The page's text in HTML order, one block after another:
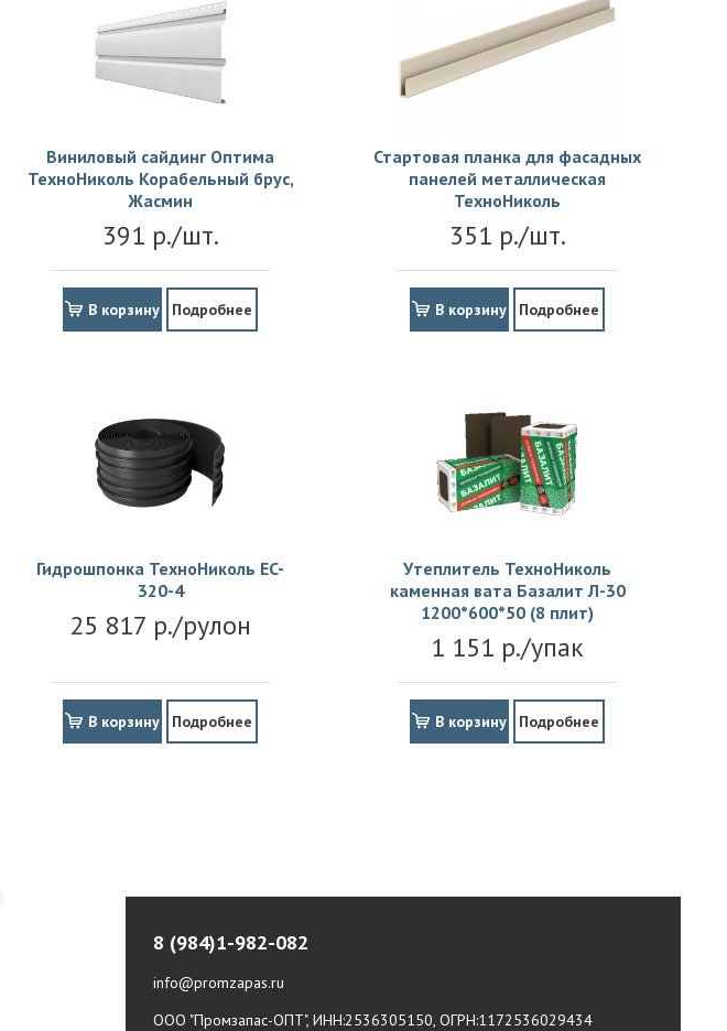
Виниловый сайдинг Оптима
ТехноНиколь Корабельный брус,
Жасмин
391 р./шт.
В корзину Подробнее
Стартовая планка для фасадных
панелей металлическая
ТехноНиколь
351 р./шт.
В корзину Подробнее
Гидрошпонка ТехноНиколь EC-
320-4
25 817 р./рулон
В корзину Подробнее
Утеплитель ТехноНиколь
каменная вата Базалит Л-30
1200*600*50 (8 плит)
1 151 р./упак
В корзину Подробнее
8 (984)1-982-082
info@promzapas.ru
ООО "Промзапас-ОПТ", ИНН:2536305150, ОГРН:1172536029434